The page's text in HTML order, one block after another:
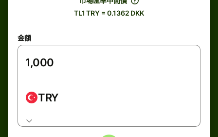
TL1 TRY = 0.1362 DKK
金額
TRY